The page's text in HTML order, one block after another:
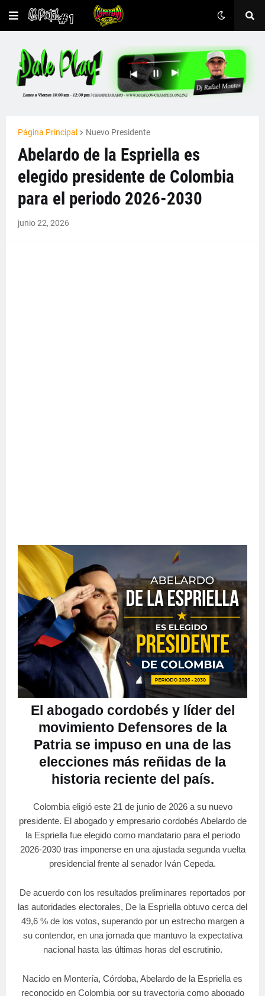
Página Principal Nuevo Presidente
Abelardo de la Espriella es
elegido presidente de Colombia
para el periodo 2026-2030
junio 22, 2026
El abogado cordobés y líder del
movimiento Defensores de la
Patria se impuso en una de las
elecciones más reñidas de la
historia reciente del país.
Colombia eligió este 21 de junio de 2026 a su nuevo
presidente. El abogado y empresario cordobés Abelardo de
la Espriella fue elegido como mandatario para el periodo
2026-2030 tras imponerse en una ajustada segunda vuelta
presidencial frente al senador Iván Cepeda.
De acuerdo con los resultados preliminares reportados por
las autoridades electorales, De la Espriella obtuvo cerca del
49,6 % de los votos, superando por un estrecho margen a
su contendor, en una jornada que mantuvo la expectativa
nacional hasta las últimas horas del escrutinio.
Nacido en Montería, Córdoba, Abelardo de la Espriella es
reconocido en Colombia por su trayectoria como abogado